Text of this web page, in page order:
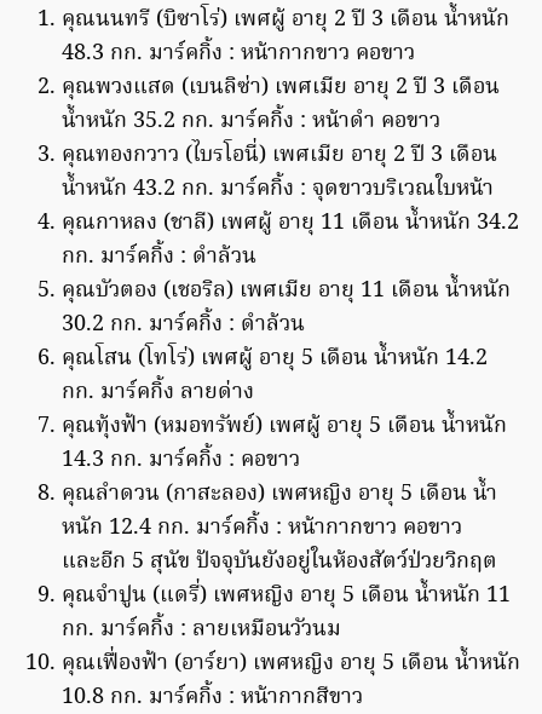
คุณนนทรี (บิซาโร่) เพศผู้ อายุ 2 ปี 3 เดือน น้ำหนัก
48.3 กก. มาร์คกิ้ง : หน้ากากขาว คอขาว
คุณพวงแสด (เบนลิซ่า) เพศเมีย อายุ 2 ปี 3 เดือน
น้ำหนัก 35.2 กก. มาร์คกิ้ง : หน้าดำ คอขาว
คุณทองกวาว (ไบรโอนี่) เพศเมีย อายุ 2 ปี 3 เดือน
น้ำหนัก 43.2 กก. มาร์คกิ้ง : จุดขาวบริเวณใบหน้า
คุณกาหลง (ชาลี) เพศผู้ อายุ 11 เดือน น้ำหนัก 34.2
กก. มาร์คกิ้ง : ดำล้วน
คุณบัวตอง (เชอริล) เพศเมีย อายุ 11 เดือน น้ำหนัก
30.2 กก. มาร์คกิ้ง : ดำล้วน
คุณโสน (โทโร่) เพศผู้ อายุ 5 เดือน น้ำหนัก 14.2
กก. มาร์คกิ้ง ลายด่าง
คุณทุ้งฟ้า (หมอทรัพย์) เพศผู้ อายุ 5 เดือน น้ำหนัก
14.3 กก. มาร์คกิ้ง : คอขาว
คุณลำดวน (กาสะลอง) เพศหญิง อายุ 5 เดือน น้ำ
หนัก 12.4 กก. มาร์คกิ้ง : หน้ากากขาว คอขาว
และอีก 5 สุนัข ปัจจุบันยังอยู่ในห้องสัตว์ป่วยวิกฤต
คุณจำปูน (แดรี่) เพศหญิง อายุ 5 เดือน น้ำหนัก 11
กก. มาร์คกิ้ง : ลายเหมือนวัวนม
คุณเฟื่องฟ้า (อาร์ยา) เพศหญิง อายุ 5 เดือน น้ำหนัก
10.8 กก. มาร์คกิ้ง : หน้ากากสีขาว